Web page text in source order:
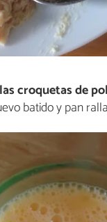
croquetas de
batido y pan